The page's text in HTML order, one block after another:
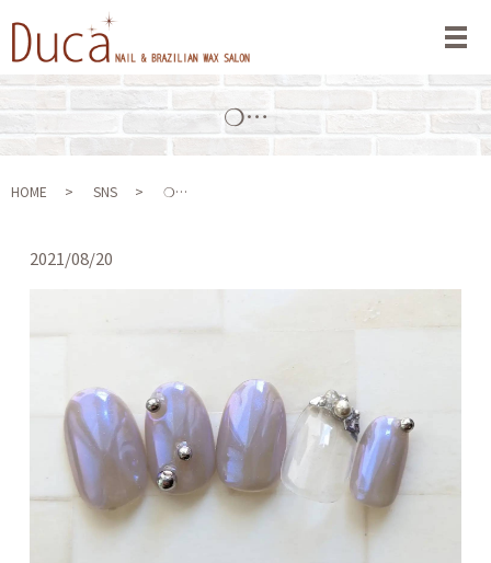
メ
❍…
HOME SNS ❍…
2021/08/20